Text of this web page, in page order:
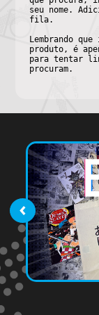
seu nome.
fila.
Lembrando
produto, é
para tentar
procuram.
‹